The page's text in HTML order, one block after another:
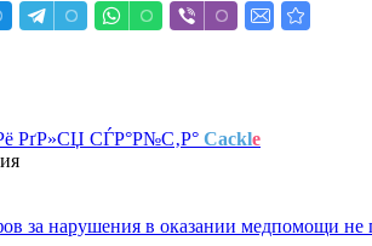
РґР»СЏ СЃР°Р№С‚Р° Cackle
за нарушения в оказании медпомощи